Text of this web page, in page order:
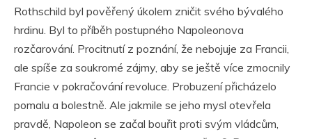
Rothschild byl pověřený úkolem zničit svého bývalého
hrdinu. Byl to příběh postupného Napoleonova
rozčarování. Procitnutí z poznání, že nebojuje za Francii,
ale spíše za soukromé zájmy, aby se ještě více zmocnily
Francie v pokračování revoluce. Probuzení přicházelo
pomalu a bolestně. Ale jakmile se jeho mysl otevřela
pravdě, Napoleon se začal bouřit proti svým vládcům,